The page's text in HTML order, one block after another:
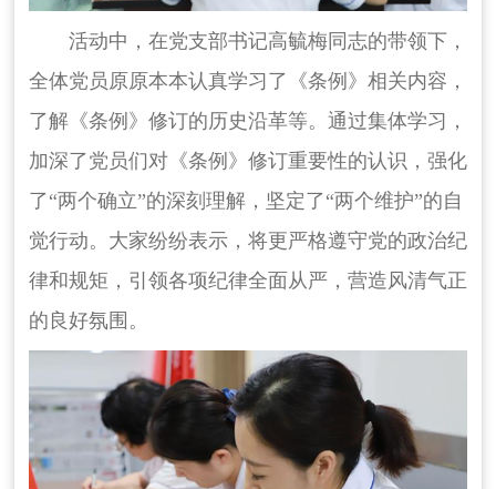
活动中，在党支部书记高毓梅同志的带领下，
全体党员原原本本认真学习了《条例》相关内容，
了解《条例》修订的历史沿革等。通过集体学习，
加深了党员们对《条例》修订重要性的认识，强化
了“两个确立”的深刻理解，坚定了“两个维护”的自
觉行动。大家纷纷表示，将更严格遵守党的政治纪
律和规矩，引领各项纪律全面从严，营造风清气正
的良好氛围。